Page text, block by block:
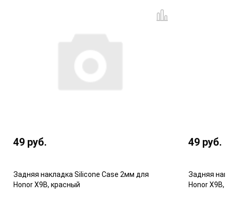
49 руб.
Задняя накладка Silicone Case 2мм для
Honor X9B, красный
49 руб.
Задняя
Honor X9B,